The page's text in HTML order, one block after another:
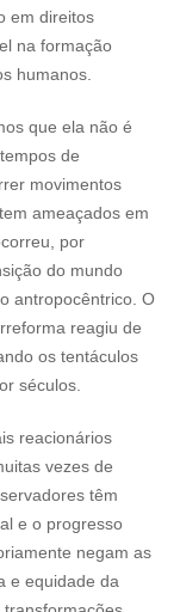
em direitos
na formação
humanos.
que ela não é
de
movimentos
ameaçados em
por
do mundo
antropocêntrico. O
reagiu de
os tentáculos
séculos.
reacionários
vezes de
têm
e o progresso
negam as
e equidade da